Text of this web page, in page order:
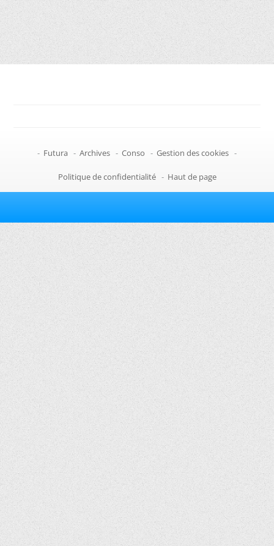
- Futura - Archives - Conso - Gestion des cookies -
Politique de confidentialité - Haut de page